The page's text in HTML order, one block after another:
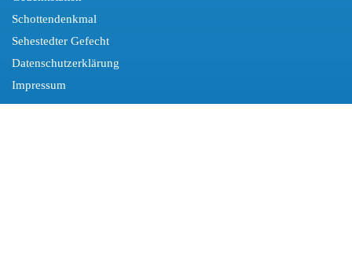
Schottendenkmal
Sehestedter Gefecht
Datenschutzerklärung
Impressum